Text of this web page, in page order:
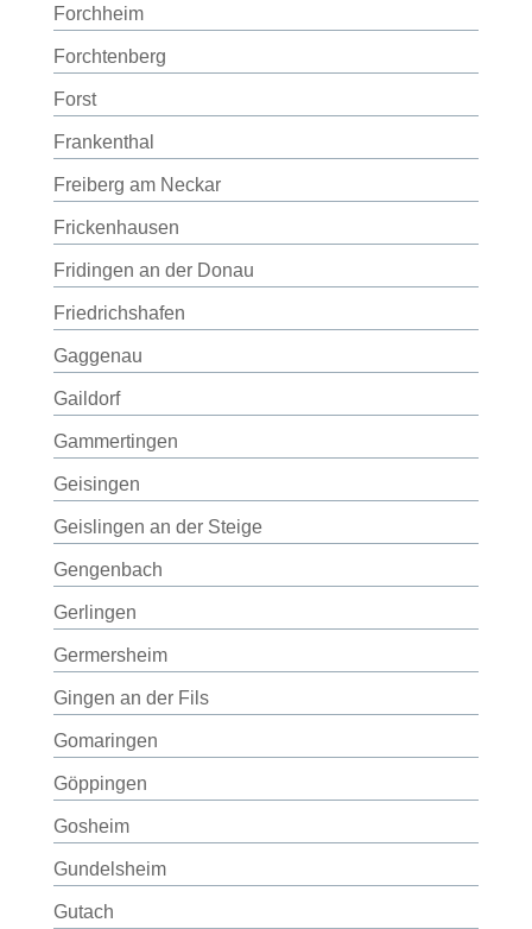
Forchheim
Forchtenberg
Forst
Frankenthal
Freiberg am Neckar
Frickenhausen
Fridingen an der Donau
Friedrichshafen
Gaggenau
Gaildorf
Gammertingen
Geisingen
Geislingen an der Steige
Gengenbach
Gerlingen
Germersheim
Gingen an der Fils
Gomaringen
Göppingen
Gosheim
Gundelsheim
Gutach